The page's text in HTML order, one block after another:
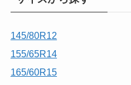
145/80R12
155/65R14
165/60R15